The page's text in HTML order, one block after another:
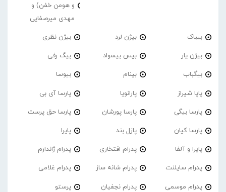
و هومن خفن) و
مهدی میرصفایی
بیباک بیژن لرد بیژن نظری
بیژن یار بیس بیسواد بیگ رفی
بیگباب بینام بیوسا
پاپا شیراز پارانویا پارسا آی بی
پارسا بیگی پارسا پورشان پارسا حق پرست
پارسا کیان پازل بند پایرا
پایرا و آلفا پدرام افتخاری پدرام ژاندارم
پدرام‌ سایلنت پدرام شانه ساز پدرام غلامی
پدرام موسمی پدرام نجفیان پرستو